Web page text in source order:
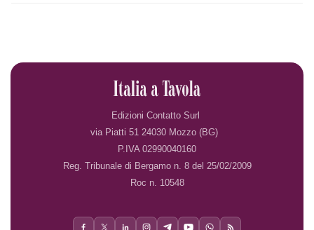
Edizioni Contatto Surl
via Piatti 51 24030 Mozzo (BG)
P.IVA 02990040160
Reg. Tribunale di Bergamo n. 8 del 25/02/2009
Roc n. 10548